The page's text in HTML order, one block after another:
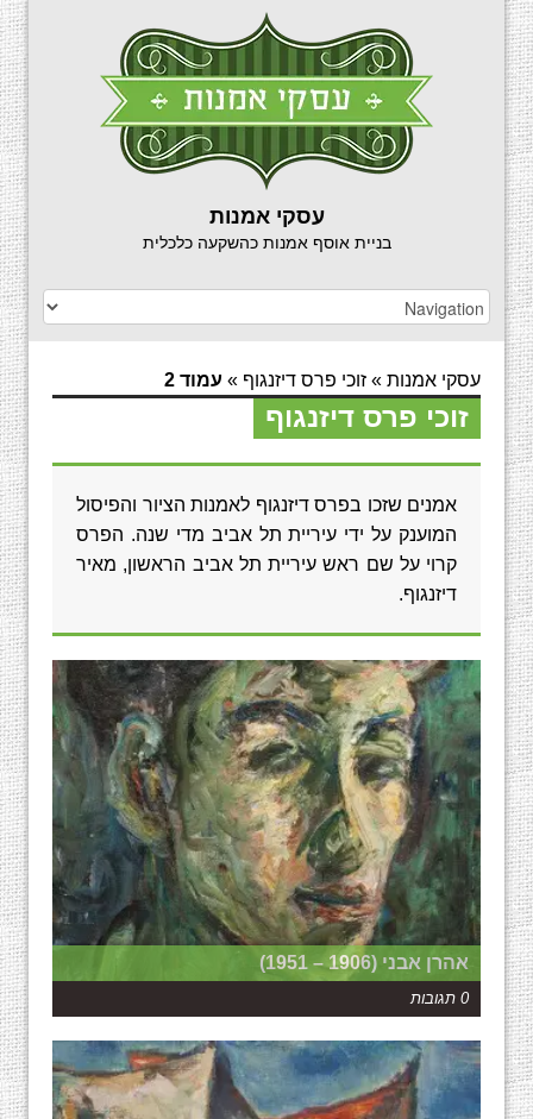
עסקי אמנות
בניית אוסף אמנות כהשקעה כלכלית
עסקי אמנות » זוכי פרס דיזנגוף » עמוד 2
זוכי פרס דיזנגוף
אמנים שזכו בפרס דיזנגוף לאמנות הציור והפיסול
המוענק על ידי עיריית תל אביב מדי שנה. הפרס
קרוי על שם ראש עיריית תל אביב הראשון, מאיר
דיזנגוף.
אהרן אבני (1906 – 1951)
0 תגובות